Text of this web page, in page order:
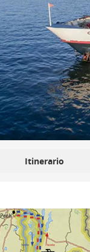
Itinerario